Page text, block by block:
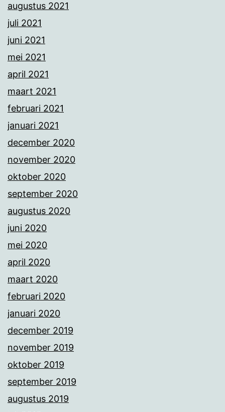
augustus 2021
juli 2021
juni 2021
mei 2021
april 2021
maart 2021
februari 2021
januari 2021
december 2020
november 2020
oktober 2020
september 2020
augustus 2020
juni 2020
mei 2020
april 2020
maart 2020
februari 2020
januari 2020
december 2019
november 2019
oktober 2019
september 2019
augustus 2019